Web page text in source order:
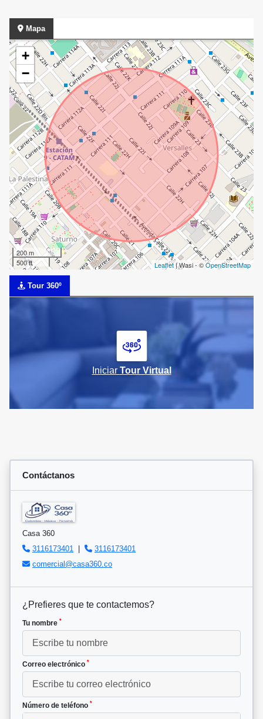
Mapa
+
−
200 m
500 ft
Leaflet| Wasi - ©OpenStreetMap
Tour 360º
Iniciar Tour Virtual
Contáctanos
Casa 360
3116173401
|
3116173401
comercial@casa360.co
¿Prefieres que te contactemos?
Tu nombre *
Correo electrónico *
Número de teléfono *